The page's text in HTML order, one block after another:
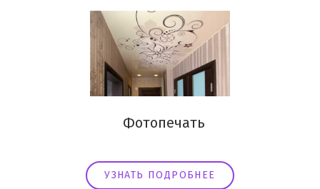
Фотопечать
УЗНАТЬ ПОДРОБНЕЕ